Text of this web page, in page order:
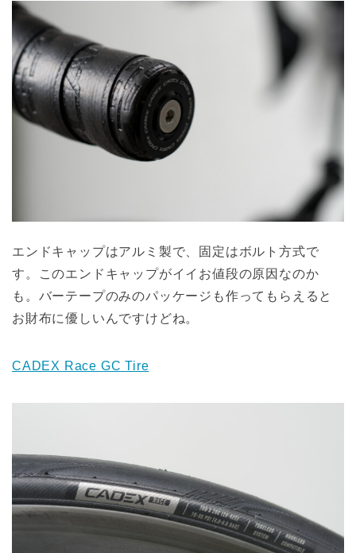
エンドキャップはアルミ製で、固定はボルト方式で
す。このエンドキャップがイイお値段の原因なのか
も。バーテープのみのパッケージも作ってもらえると
お財布に優しいんですけどね。
CADEX Race GC Tire